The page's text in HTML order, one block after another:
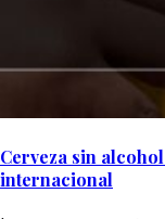
Cerveza sin
internacional